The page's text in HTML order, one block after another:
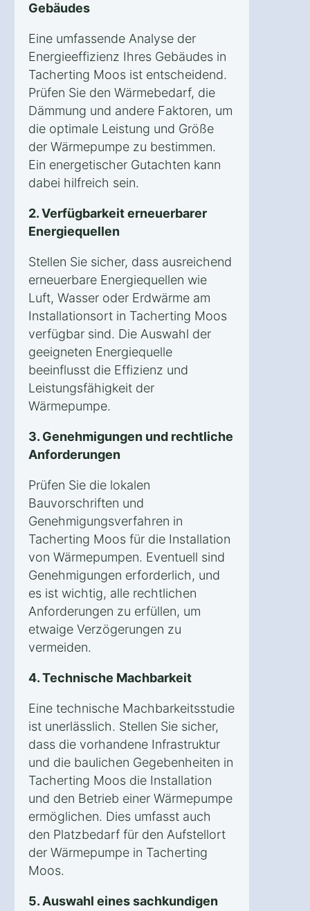
Gebäudes
Eine umfassende Analyse der
Energieeffizienz Ihres Gebäudes in
Tacherting Moos ist entscheidend.
Prüfen Sie den Wärmebedarf, die
Dämmung und andere Faktoren, um
die optimale Leistung und Größe
der Wärmepumpe zu bestimmen.
Ein energetischer Gutachten kann
dabei hilfreich sein.
2. Verfügbarkeit erneuerbarer
Energiequellen
Stellen Sie sicher, dass ausreichend
erneuerbare Energiequellen wie
Luft, Wasser oder Erdwärme am
Installationsort in Tacherting Moos
verfügbar sind. Die Auswahl der
geeigneten Energiequelle
beeinflusst die Effizienz und
Leistungsfähigkeit der
Wärmepumpe.
3. Genehmigungen und rechtliche
Anforderungen
Prüfen Sie die lokalen
Bauvorschriften und
Genehmigungsverfahren in
Tacherting Moos für die Installation
von Wärmepumpen. Eventuell sind
Genehmigungen erforderlich, und
es ist wichtig, alle rechtlichen
Anforderungen zu erfüllen, um
etwaige Verzögerungen zu
vermeiden.
4. Technische Machbarkeit
Eine technische Machbarkeitsstudie
ist unerlässlich. Stellen Sie sicher,
dass die vorhandene Infrastruktur
und die baulichen Gegebenheiten in
Tacherting Moos die Installation
und den Betrieb einer Wärmepumpe
ermöglichen. Dies umfasst auch
den Platzbedarf für den Aufstellort
der Wärmepumpe in Tacherting
Moos.
5. Auswahl eines sachkundigen